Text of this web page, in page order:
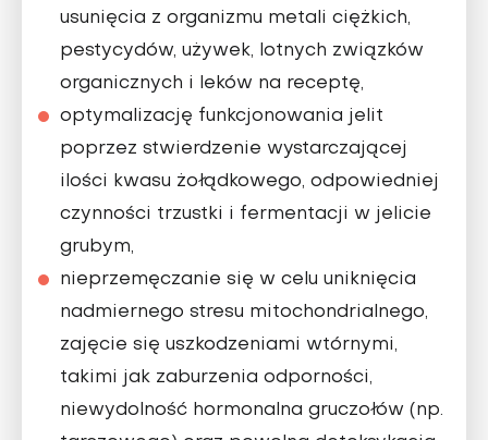
usunięcia z organizmu metali ciężkich,
pestycydów, używek, lotnych związków
organicznych i leków na receptę,
optymalizację funkcjonowania jelit
poprzez stwierdzenie wystarczającej
ilości kwasu żołądkowego, odpowiedniej
czynności trzustki i fermentacji w jelicie
grubym,
nieprzemęczanie się w celu uniknięcia
nadmiernego stresu mitochondrialnego,
zajęcie się uszkodzeniami wtórnymi,
takimi jak zaburzenia odporności,
niewydolność hormonalna gruczołów (np.